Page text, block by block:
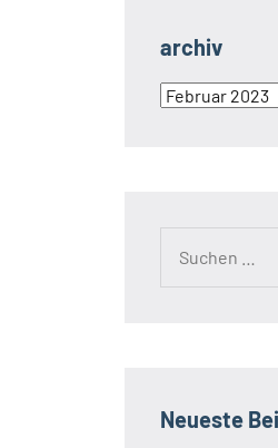
archiv
archiv
Neueste